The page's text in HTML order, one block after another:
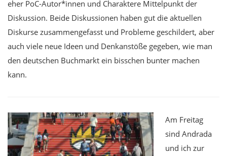
eher PoC-Autor*innen und Charaktere Mittelpunkt der
Diskussion. Beide Diskussionen haben gut die aktuellen
Diskurse zusammengefasst und Probleme geschildert, aber
auch viele neue Ideen und Denkanstöße gegeben, wie man
den deutschen Buchmarkt ein bisschen bunter machen
kann.
Am Freitag
sind Andrada
und ich zur